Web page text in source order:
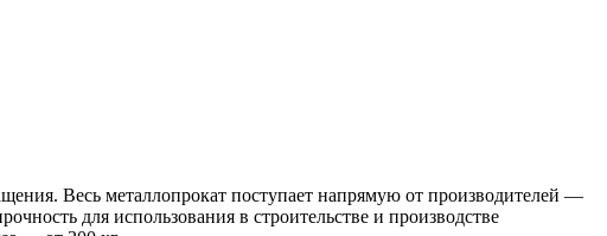
Весь металлопрокат поступает напрямую от производителей —
для использования в строительстве и производстве